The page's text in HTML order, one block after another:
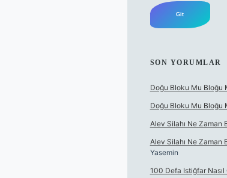
SON YORUMLAR
Doğu Bloku Mu Bloğu
Doğu Bloku Mu Bloğu
Alev Silahı Ne Zaman
Alev Silahı Ne Zaman
Yasemin
100 Defa Istiğfar